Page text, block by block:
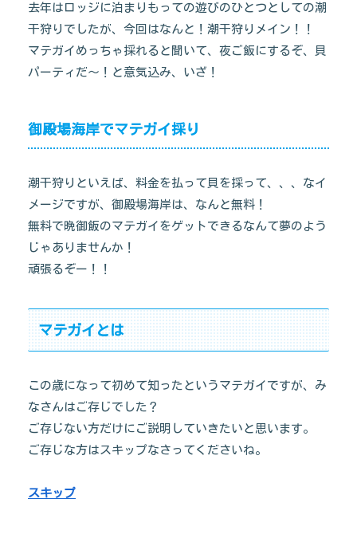
去年はロッジに泊まりもっての遊びのひとつとしての潮
干狩りでしたが、今回はなんと！潮干狩りメイン！！
マテガイめっちゃ採れると聞いて、夜ご飯にするぞ、貝
パーティだ～！と意気込み、いざ！
御殿場海岸でマテガイ採り
潮干狩りといえば、料金を払って貝を採って、、、なイ
メージですが、御殿場海岸は、なんと無料！
無料で晩御飯のマテガイをゲットできるなんて夢のよう
じゃありませんか！
頑張るぞー！！
マテガイとは
この歳になって初めて知ったというマテガイですが、み
なさんはご存じでした？
ご存じない方だけにご説明していきたいと思います。
ご存じな方はスキップなさってくださいね。
スキップ